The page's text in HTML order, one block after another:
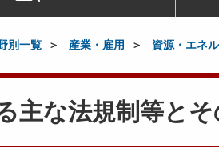
別一覧 産業・雇用 資源・エネ
主な法規制等と